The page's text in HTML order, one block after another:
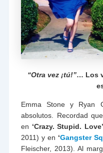
“Otra vez ¡tú!”… Los
Emma Stone y Ryan
absolutos. Recordad
en ‘Crazy. Stupid. Love’
2011) y en ‘Gangster
Fleischer, 2013). Al